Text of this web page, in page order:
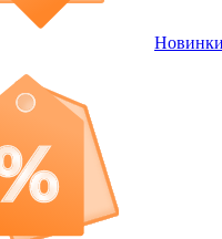
Новинки